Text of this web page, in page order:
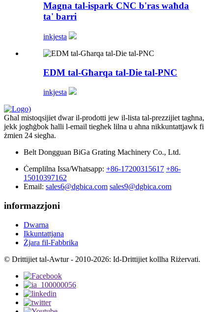
Magna tal-ispark CNC b'ras waħda
ta' barri
inkjesta
EDM tal-Għarqa tal-Die tal-PNC
inkjesta
Għal mistoqsijiet dwar il-prodotti jew il-lista tal-prezzijiet tagħna,
jekk jogħġbok ħalli l-email tiegħek lilna u aħna nikkuntattjawk fi
żmien 24 siegħa.
Belt Dongguan BiGa Grating Machinery Co., Ltd.
Ċemplilna Issa/Whatsapp: +86-17200315617 +86-
15010397162
Email: sales6@dgbica.com sales9@dgbica.com
informazzjoni
Dwarna
Ikkuntattjana
Żjara fil-Fabbrika
© Drittijiet tal-Awtur - 2010-2026: Id-Drittijiet kollha Riżervati.